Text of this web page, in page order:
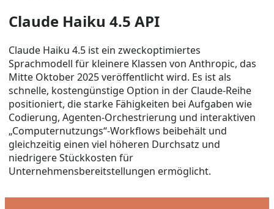
Claude Haiku 4.5 API
Claude Haiku 4.5 ist ein zweckoptimiertes
Sprachmodell für kleinere Klassen von Anthropic, das
Mitte Oktober 2025 veröffentlicht wird. Es ist als
schnelle, kostengünstige Option in der Claude-Reihe
positioniert, die starke Fähigkeiten bei Aufgaben wie
Codierung, Agenten-Orchestrierung und interaktiven
„Computernutzungs“-Workflows beibehält und
gleichzeitig einen viel höheren Durchsatz und
niedrigere Stückkosten für
Unternehmensbereitstellungen ermöglicht.